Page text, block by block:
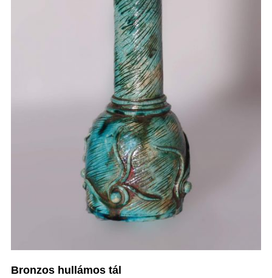
Bronzos hullámos tál